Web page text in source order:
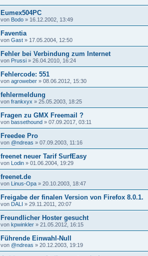
Eumex504PC
von Bodo » 16.12.2002, 13:49
Faventia
von Gast » 17.05.2004, 12:50
Fehler bei Verbindung zum Internet
von Prussi » 26.04.2010, 16:24
Fehlercode: 551
von agroweber » 08.06.2012, 15:30
fehlermeldung
von frankxyx » 25.05.2003, 18:25
Fragen zu GMX Freemail ?
von bassethound » 07.09.2017, 03:11
Freedee Pro
von @ndreas » 07.09.2003, 11:16
freenet neuer Tarif SurfEasy
von Lodin » 01.06.2004, 19:29
freenet.de
von Linus-Opa » 20.10.2003, 18:47
Freigabe der finalen Version von Firefox 8.0.1.
von DALI » 29.11.2011, 20:07
Freundlicher Hoster gesucht
von kpwinkler » 21.05.2012, 16:15
Führende Einwahl-Null
von @ndreas » 20.12.2003, 19:19